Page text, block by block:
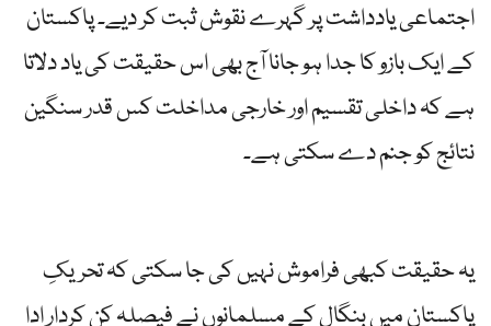
اجتماعی یادداشت پر گہرے نقوش ثبت کر دیے۔ پاکستان
کے ایک بازو کا جدا ہو جانا آج بھی اس حقیقت کی یاد دلاتا
ہے کہ داخلی تقسیم اور خارجی مداخلت کس قدر سنگین
نتائج کو جنم دے سکتی ہے۔
یہ حقیقت کبھی فراموش نہیں کی جا سکتی کہ تحریکِ
پاکستان میں بنگال کے مسلمانوں نے فیصلہ کن کردار ادا